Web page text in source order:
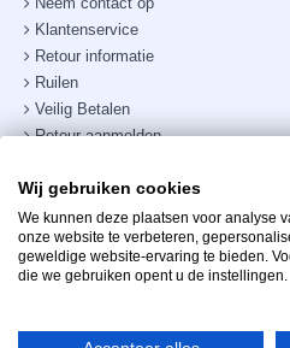
Klantenservice
Retour informatie
Ruilen
Veilig Betalen
Retour aanmelden
Site map
Telefoonnummer:+31238882885
Mijn account
Wij gebruiken cookies
We kunnen deze plaatsen voor analyse
onze website te verbeteren,
geweldige website-ervaring te bieden.
die we gebruiken opent u de instellingen.